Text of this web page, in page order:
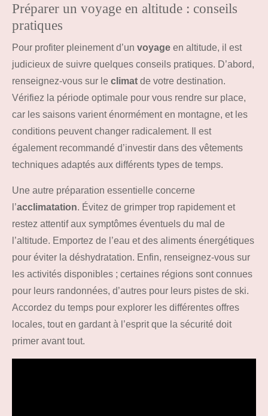
Préparer un voyage en altitude : conseils
pratiques
Pour profiter pleinement d’un voyage en altitude, il est
judicieux de suivre quelques conseils pratiques. D’abord,
renseignez-vous sur le climat de votre destination.
Vérifiez la période optimale pour vous rendre sur place,
car les saisons varient énormément en montagne, et les
conditions peuvent changer radicalement. Il est
également recommandé d’investir dans des vêtements
techniques adaptés aux différents types de temps.
Une autre préparation essentielle concerne
l’acclimatation. Évitez de grimper trop rapidement et
restez attentif aux symptômes éventuels du mal de
l’altitude. Emportez de l’eau et des aliments énergétiques
pour éviter la déshydratation. Enfin, renseignez-vous sur
les activités disponibles ; certaines régions sont connues
pour leurs randonnées, d’autres pour leurs pistes de ski.
Accordez du temps pour explorer les différentes offres
locales, tout en gardant à l’esprit que la sécurité doit
primer avant tout.